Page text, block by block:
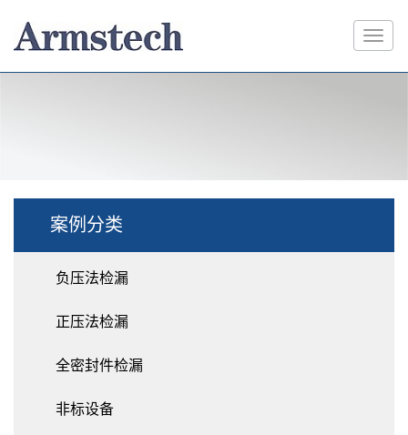
案例分类
负压法检漏
正压法检漏
全密封件检漏
非标设备